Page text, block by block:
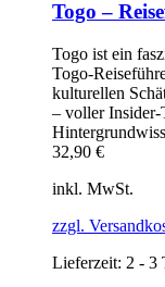
Togo –
Togo ist ein
kulturellen
– voller
32,90 €
inkl. MwSt.
zzgl.
Lieferzeit: 2 - 3